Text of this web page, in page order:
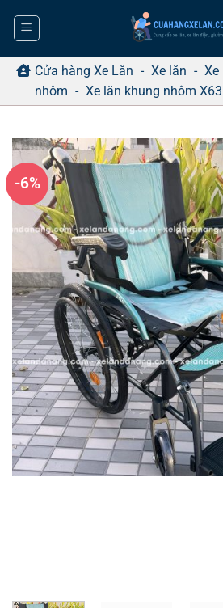
dung Cửa hàng Xe Lăn - Xe lăn - Xe
nhôm - Xe lăn khung nhôm
-6%